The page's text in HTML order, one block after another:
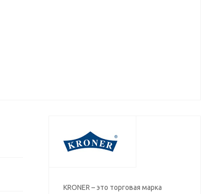
KRONER – это торговая марка